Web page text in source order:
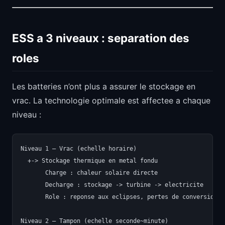
ESS a 3 niveaux : separation des
roles
Les batteries n’ont plus a assurer le stockage en
vrac. La technologie optimale est affectee a chaque
niveau :
Niveau 1 — Vrac (echelle horaire)
  +-> Stockage thermique en metal fondu
       Charge : chaleur solaire directe
       Decharge : stockage -> turbine -> electricite
Role : reponse aux eclipses, pertes de conversion
Niveau 2 — Tampon (echelle seconde~minute)